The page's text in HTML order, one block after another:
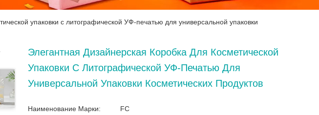
упаковки с литографической УФ-печатью для универсальной упаковки
Элегантная Дизайнерская Коробка Для Косметической
Упаковки С Литографической УФ-Печатью Для
Универсальной Упаковки Косметических Продуктов
Наименование Марки: FC